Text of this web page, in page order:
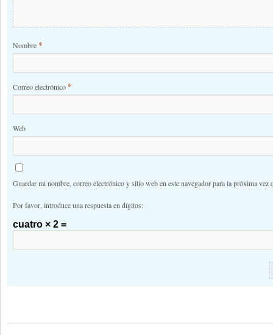
Nombre *
Correo electrónico *
Web
Guardar mi nombre, correo electrónico y sitio web en este navegador para la próxima vez
Por favor, introduce una respuesta en dígitos:
cuatro × 2 =